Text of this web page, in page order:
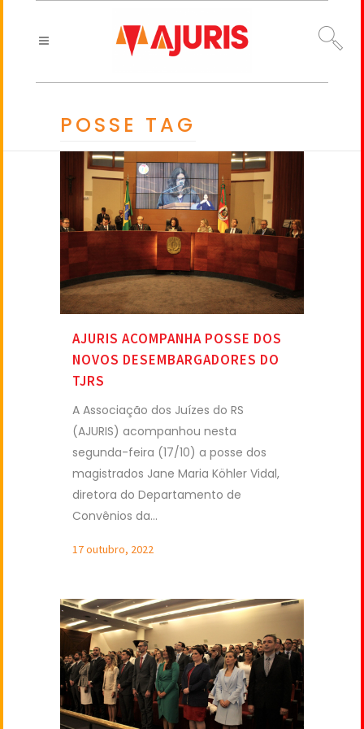
POSSE TAG
AJURIS ACOMPANHA POSSE DOS
NOVOS DESEMBARGADORES DO
TJRS
A Associação dos Juízes do RS
(AJURIS) acompanhou nesta
segunda-feira (17/10) a posse dos
magistrados Jane Maria Köhler Vidal,
diretora do Departamento de
Convênios da...
17 outubro, 2022